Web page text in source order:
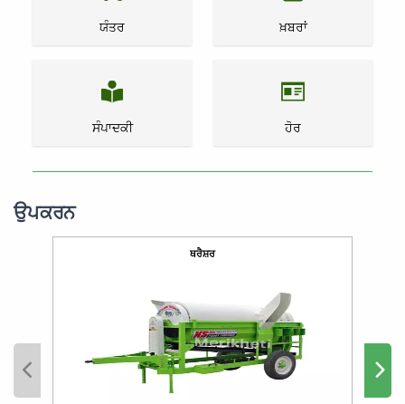
ਯੰਤਰ ਖ਼ਬਰਾਂ
ਸੰਪਾਦਕੀ ਹੋਰ
ਉਪਕਰਨ
ਥਰੈਸ਼ਰ